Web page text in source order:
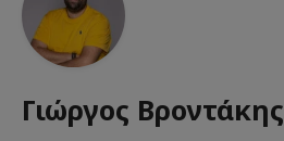
Γιώργος Βροντάκης